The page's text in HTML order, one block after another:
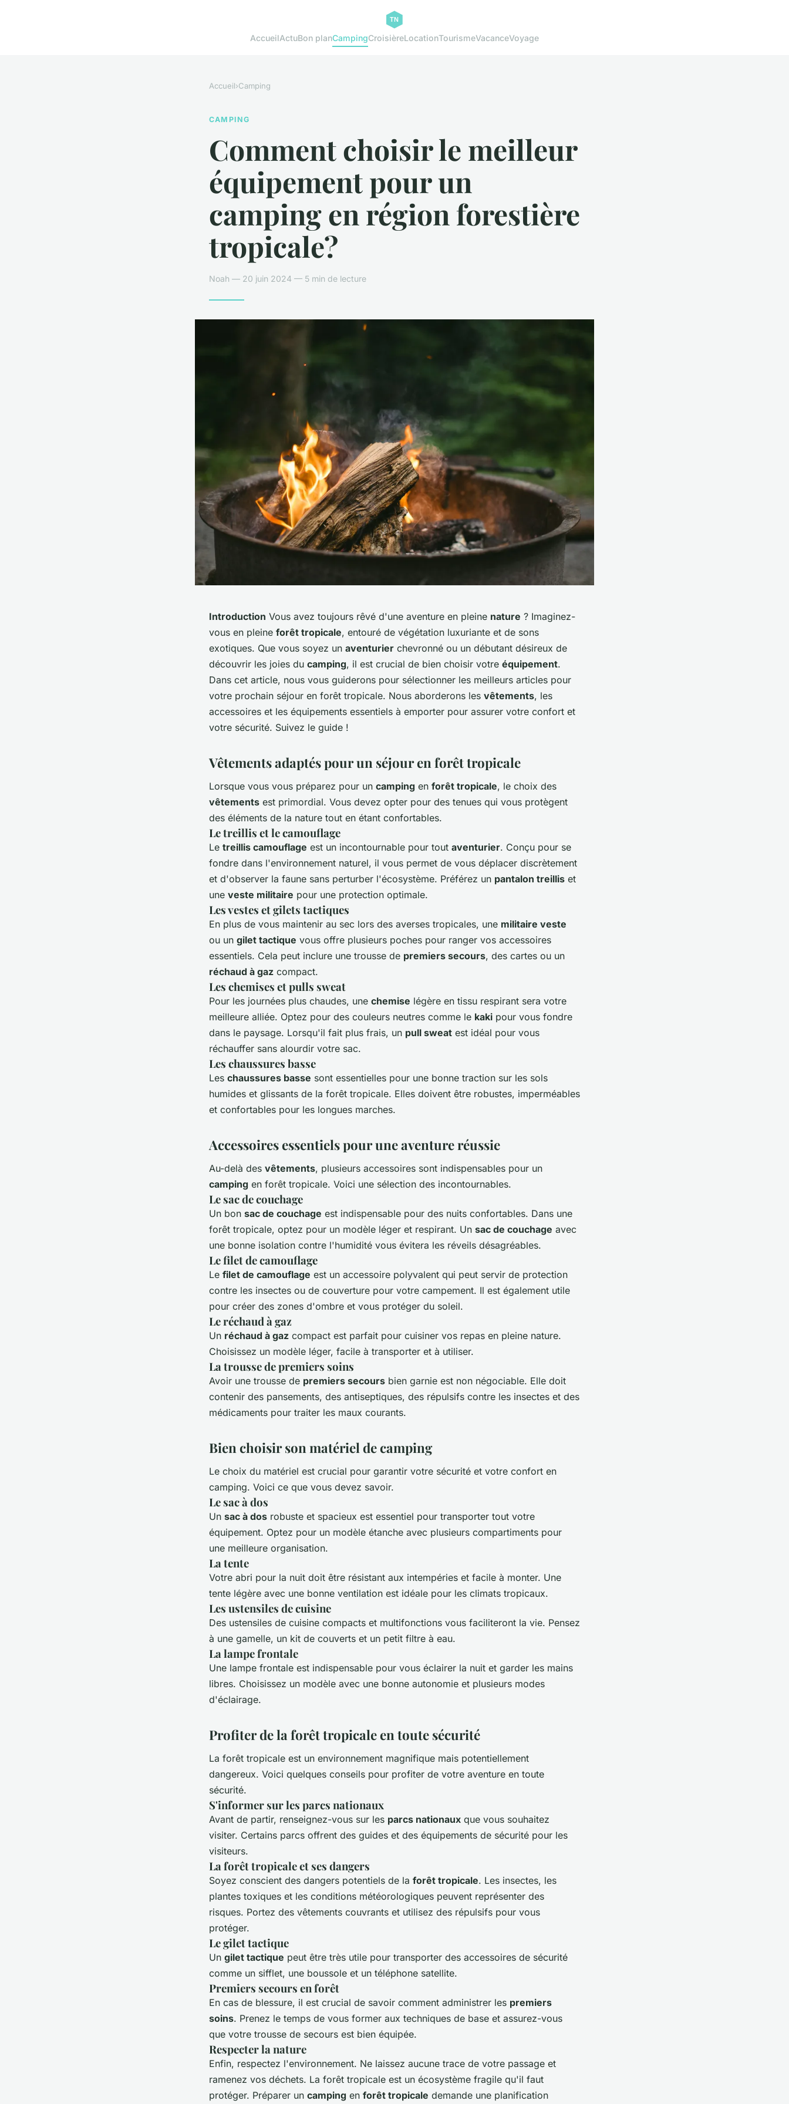
AccueilActuBon planCampingCroisièreLocationTourismeVacanceVoyage
Accueil›Camping
CAMPING
Comment choisir le meilleur
équipement pour un
camping en région forestière
tropicale?
Noah — 20 juin 2024 — 5 min de lecture
Introduction Vous avez toujours rêvé d'une aventure en pleine nature ? Imaginez-
vous en pleine forêt tropicale, entouré de végétation luxuriante et de sons
exotiques. Que vous soyez un aventurier chevronné ou un débutant désireux de
découvrir les joies du camping, il est crucial de bien choisir votre équipement.
Dans cet article, nous vous guiderons pour sélectionner les meilleurs articles pour
votre prochain séjour en forêt tropicale. Nous aborderons les vêtements, les
accessoires et les équipements essentiels à emporter pour assurer votre confort et
votre sécurité. Suivez le guide !
Vêtements adaptés pour un séjour en forêt tropicale
Lorsque vous vous préparez pour un camping en forêt tropicale, le choix des
vêtements est primordial. Vous devez opter pour des tenues qui vous protègent
des éléments de la nature tout en étant confortables.
Letreillis et lecamouflage
Le treillis camouflage est un incontournable pour tout aventurier. Conçu pour se
fondre dans l'environnement naturel, il vous permet de vous déplacer discrètement
et d'observer la faune sans perturber l'écosystème. Préférez un pantalon treillis et
une veste militaire pour une protection optimale.
Lesvestes etgilets tactiques
En plus de vous maintenir au sec lors des averses tropicales, une militaire veste
ou un gilet tactique vous offre plusieurs poches pour ranger vos accessoires
essentiels. Cela peut inclure une trousse de premiers secours, des cartes ou un
réchaud à gaz compact.
Les chemises etpulls sweat
Pour les journées plus chaudes, une chemise légère en tissu respirant sera votre
meilleure alliée. Optez pour des couleurs neutres comme le kaki pour vous fondre
dans le paysage. Lorsqu'il fait plus frais, un pull sweat est idéal pour vous
réchauffer sans alourdir votre sac.
Les chaussures basse
Les chaussures basse sont essentielles pour une bonne traction sur les sols
humides et glissants de la forêt tropicale. Elles doivent être robustes, imperméables
et confortables pour les longues marches.
Accessoires essentiels pour une aventure réussie
Au-delà des vêtements, plusieurs accessoires sont indispensables pour un
camping en forêt tropicale. Voici une sélection des incontournables.
Le sac de couchage
Un bon sac de couchage est indispensable pour des nuits confortables. Dans une
forêt tropicale, optez pour un modèle léger et respirant. Un sac de couchage avec
une bonne isolation contre l'humidité vous évitera les réveils désagréables.
Lefilet de camouflage
Le filet de camouflage est un accessoire polyvalent qui peut servir de protection
contre les insectes ou de couverture pour votre campement. Il est également utile
pour créer des zones d'ombre et vous protéger du soleil.
Leréchaud à gaz
Un réchaud à gaz compact est parfait pour cuisiner vos repas en pleine nature.
Choisissez un modèle léger, facile à transporter et à utiliser.
La trousse depremiers soins
Avoir une trousse de premiers secours bien garnie est non négociable. Elle doit
contenir des pansements, des antiseptiques, des répulsifs contre les insectes et des
médicaments pour traiter les maux courants.
Bien choisir son matériel de camping
Le choix du matériel est crucial pour garantir votre sécurité et votre confort en
camping. Voici ce que vous devez savoir.
Le sac à dos
Un sac à dos robuste et spacieux est essentiel pour transporter tout votre
équipement. Optez pour un modèle étanche avec plusieurs compartiments pour
une meilleure organisation.
La tente
Votre abri pour la nuit doit être résistant aux intempéries et facile à monter. Une
tente légère avec une bonne ventilation est idéale pour les climats tropicaux.
Les ustensiles de cuisine
Des ustensiles de cuisine compacts et multifonctions vous faciliteront la vie. Pensez
à une gamelle, un kit de couverts et un petit filtre à eau.
La lampe frontale
Une lampe frontale est indispensable pour vous éclairer la nuit et garder les mains
libres. Choisissez un modèle avec une bonne autonomie et plusieurs modes
d'éclairage.
Profiter de la forêt tropicale en toute sécurité
La forêt tropicale est un environnement magnifique mais potentiellement
dangereux. Voici quelques conseils pour profiter de votre aventure en toute
sécurité.
S'informer sur les parcs nationaux
Avant de partir, renseignez-vous sur les parcs nationaux que vous souhaitez
visiter. Certains parcs offrent des guides et des équipements de sécurité pour les
visiteurs.
La forêt tropicaleet ses dangers
Soyez conscient des dangers potentiels de la forêt tropicale. Les insectes, les
plantes toxiques et les conditions météorologiques peuvent représenter des
risques. Portez des vêtements couvrants et utilisez des répulsifs pour vous
protéger.
Legilet tactique
Un gilet tactique peut être très utile pour transporter des accessoires de sécurité
comme un sifflet, une boussole et un téléphone satellite.
Premiers secours en forêt
En cas de blessure, il est crucial de savoir comment administrer les premiers
soins. Prenez le temps de vous former aux techniques de base et assurez-vous
que votre trousse de secours est bien équipée.
Respecter la nature
Enfin, respectez l'environnement. Ne laissez aucune trace de votre passage et
ramenez vos déchets. La forêt tropicale est un écosystème fragile qu'il faut
protéger. Préparer un camping en forêt tropicale demande une planification